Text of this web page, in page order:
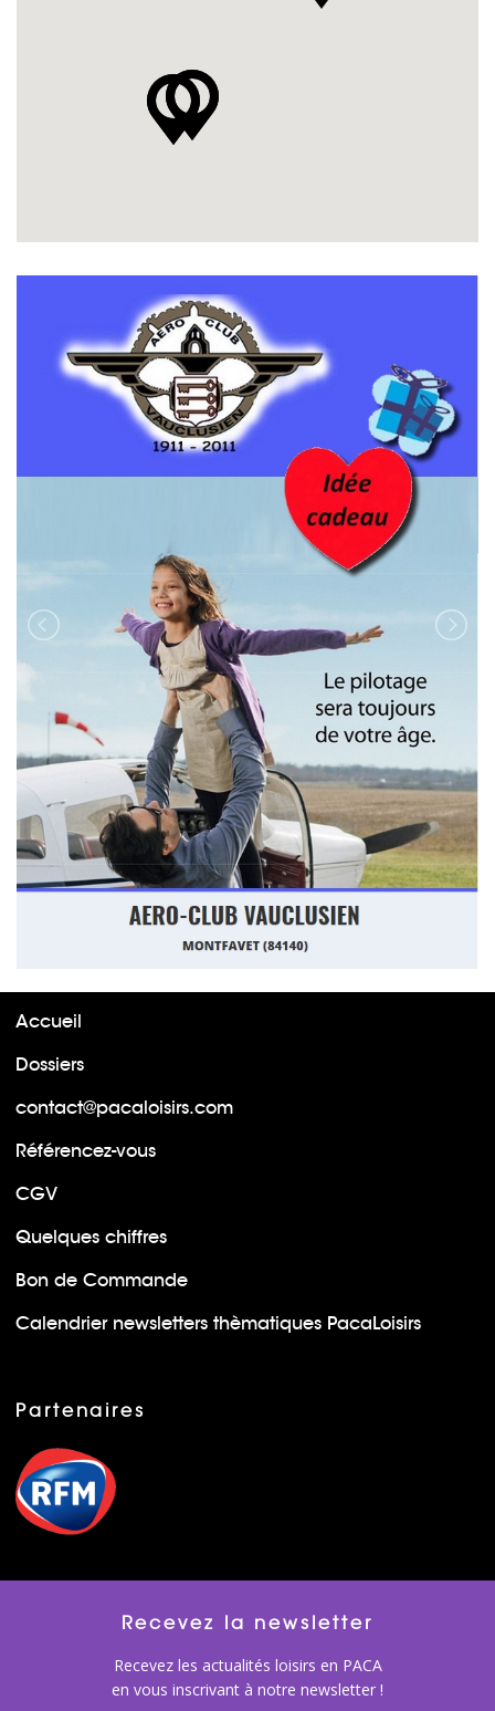
Accueil
Dossiers
contact@pacaloisirs.com
Référencez-vous
CGV
Quelques chiffres
Bon de Commande
Calendrier newsletters thèmatiques PacaLoisirs
Partenaires
Recevez la newsletter
Recevez les actualités loisirs en PACA
en vous inscrivant à notre newsletter !